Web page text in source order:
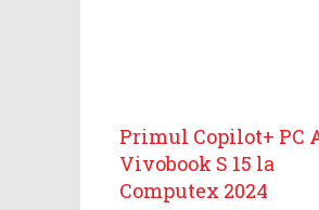
Primul Copilot+ PC
Vivobook S 15 la
Computex 2024